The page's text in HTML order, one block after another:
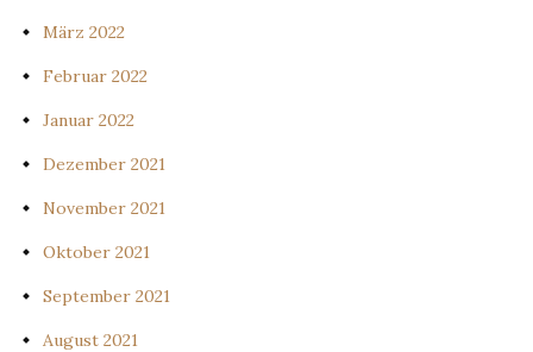
März 2022
Februar 2022
Januar 2022
Dezember 2021
November 2021
Oktober 2021
September 2021
August 2021